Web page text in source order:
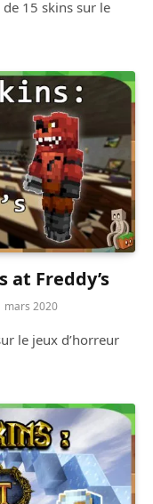
15 skins sur le
at Freddy’s
mars 2020
le jeux d’horreur